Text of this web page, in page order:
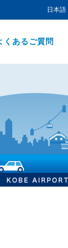
日本語
くあるご質問